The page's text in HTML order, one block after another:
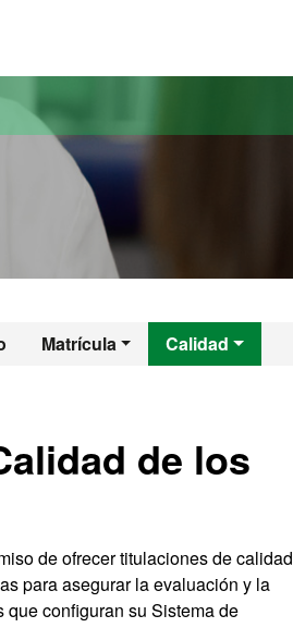
Matrícula Calidad
de los
de ofrecer titulaciones de calidad
para asegurar la evaluación y la
configuran su Sistema de